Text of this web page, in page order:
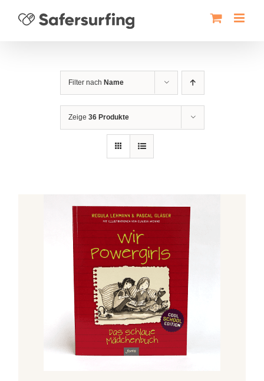
Inhalt
Filter nach Name
Zeige 36 Produkte